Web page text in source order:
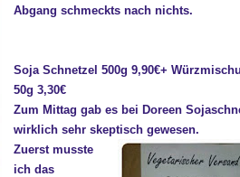
Abgang schmeckts nach nichts.
Soja Schnetzel 500g 9,90€+
50g 3,30€
Zum Mittag gab es bei Doreen
wirklich sehr skeptisch gewesen.
Zuerst musste
ich das